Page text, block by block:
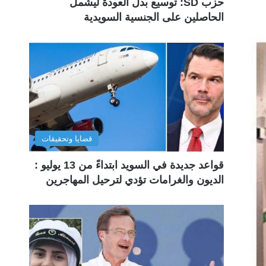
الحاصلين على الجنسية السويدية
قضايا وتحقيقات
قواعد جديدة في السويد ابتداءً من 13 يوليو :
الديون والغرامات تؤدي لترحيل المهاجرين